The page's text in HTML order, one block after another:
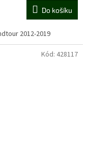
Do košíku
2012-2019
Kód: 428117